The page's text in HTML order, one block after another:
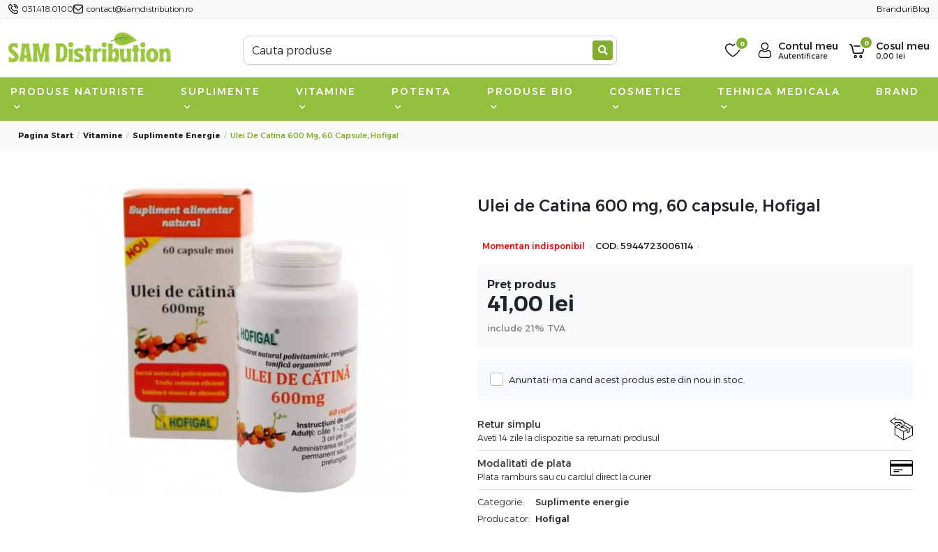
031.418.0100 contact@samdistribution.ro BranduriBlog
0 Contul meu
Autentificare
0 Cosul meu
0,00 lei
PRODUSE NATURISTE SUPLIMENTE VITAMINE POTENTA PRODUSE BIO COSMETICE TEHNICA MEDICALA BRAND
Pagina Start Vitamine Suplimente Energie Ulei De Catina 600 Mg, 60 Capsule, Hofigal
Ulei de Catina 600 mg, 60 capsule, Hofigal
Momentan indisponibil · COD: 5944723006114 ·
Preț produs
41,00 lei
include 21% TVA
Anuntati-ma cand acest produs este din nou in stoc.
Retur simplu
Aveti 14 zile la dispozitie sa returnati produsul
Modalitati de plata
Plata ramburs sau cu cardul direct la curier
Categorie:
Suplimente energie
Producator: Hofigal